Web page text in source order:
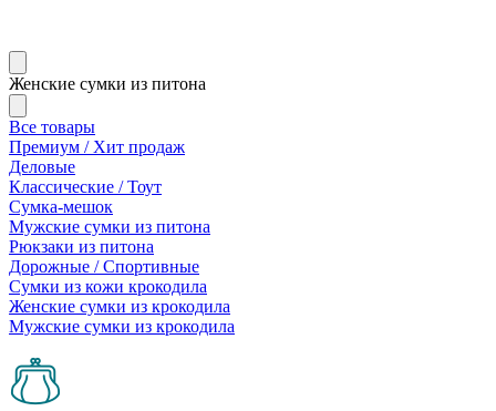
Женские сумки из питона
Все товары
Премиум / Хит продаж
Деловые
Классические / Тоут
Сумка-мешок
Мужские сумки из питона
Рюкзаки из питона
Дорожные / Спортивные
Сумки из кожи крокодила
Женские сумки из крокодила
Мужские сумки из крокодила